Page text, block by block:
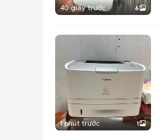
40 giây trước 6
1 phút trước 1